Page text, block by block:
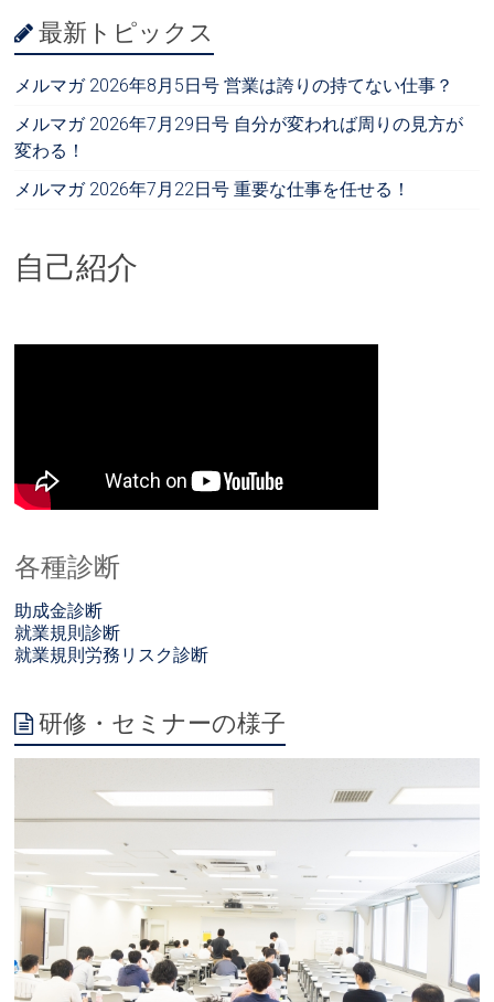
最新トピックス
メルマガ 2026年8月5日号 営業は誇りの持てない仕事？
メルマガ 2026年7月29日号 自分が変われば周りの見方が
変わる！
メルマガ 2026年7月22日号 重要な仕事を任せる！
自己紹介
各種診断
助成金診断
就業規則診断
就業規則労務リスク診断
研修・セミナーの様子